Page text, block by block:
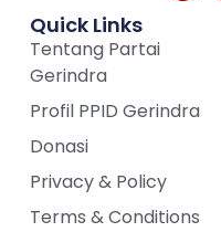
Quick Links
Tentang Partai
Gerindra
Profil PPID Gerindra
Donasi
Privacy & Policy
Terms & Conditions